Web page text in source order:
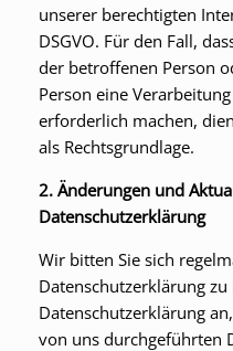
unserer berechtigten
DSGVO. Für den Fall,
der betroffenen Person
Person eine
erforderlich machen,
als Rechtsgrundlage.
2. Änderungen und
Datenschutzerklärung
Wir bitten Sie sich
Datenschutzerklärung
Datenschutzerklärung
von uns durchgeführten